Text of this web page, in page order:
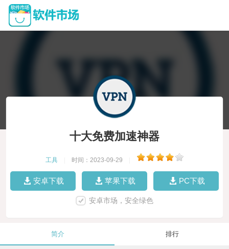
十大免费加速神器
工具 时间：2023-09-29
安卓下载 苹果下载 PC下载
安卓市场，安全绿色
简介 排行